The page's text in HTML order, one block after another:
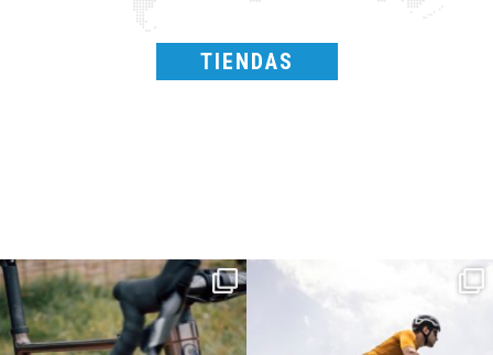
TIENDAS
Kepler R è la gravel pensata per affrontare
lunghe...
26 0
Parte dalla strada, continua sulla ghiaia,
2